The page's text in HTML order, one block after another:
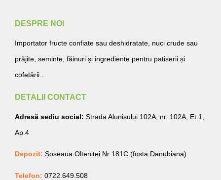
DESPRE NOI
Importator fructe confiate sau deshidratate, nuci crude sau
prăjite, semințe, făinuri și ingrediente pentru patiserii și
cofetării…
DETALII CONTACT
Adresă sediu social: Strada Alunișului 102A, nr. 102A, Et.1,
Ap.4
Depozit: Șoseaua Olteniței Nr 181C (fosta Danubiana)
Telefon: 0722.649.508